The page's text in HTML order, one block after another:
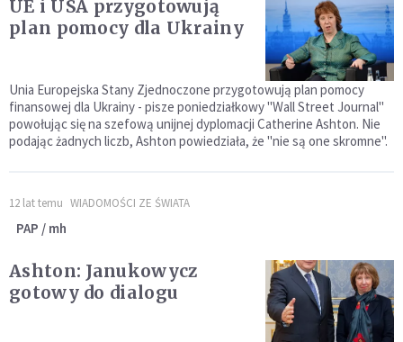
UE i USA przygotowują
plan pomocy dla Ukrainy
Unia Europejska Stany Zjednoczone przygotowują plan pomocy
finansowej dla Ukrainy - pisze poniedziałkowy "Wall Street Journal"
powołując się na szefową unijnej dyplomacji Catherine Ashton. Nie
podając żadnych liczb, Ashton powiedziała, że "nie są one skromne".
12 lat temu WIADOMOŚCI ZE ŚWIATA
PAP / mh
Ashton: Janukowycz
gotowy do dialogu